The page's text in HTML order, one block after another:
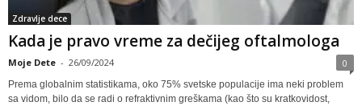
Zdravlje dece
Kada je pravo vreme za dečijeg oftalmologa
Moje Dete - 26/09/2024 0
Prema globalnim statistikama, oko 75% svetske populacije ima neki problem
sa vidom, bilo da se radi o refraktivnim greškama (kao što su kratkovidost,